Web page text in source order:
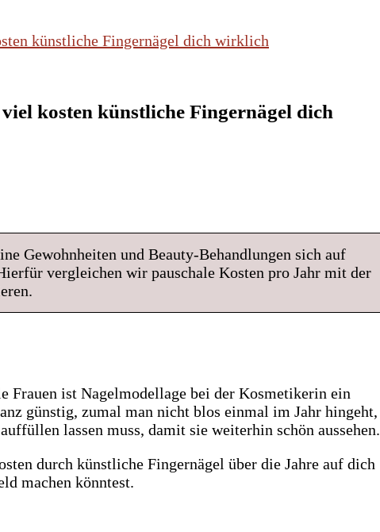
künstliche Fingernägel dich wirklich
kosten künstliche Fingernägel dich
Gewohnheiten und Beauty-Behandlungen sich auf
vergleichen wir pauschale Kosten pro Jahr mit der
Frauen ist Nagelmodellage bei der Kosmetikerin ein
günstig, zumal man nicht blos einmal im Jahr hingeht,
lassen muss, damit sie weiterhin schön aussehen.
durch künstliche Fingernägel über die Jahre auf dich
machen könntest.